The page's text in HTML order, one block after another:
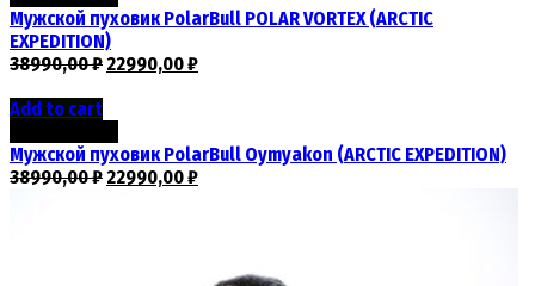
Мужской пуховик PolarBull POLAR VORTEX (ARCTIC
EXPEDITION)
38990,00₽22990,00₽
Add to cart
Мужской пуховик PolarBull Oymyakon (ARCTIC EXPEDITION)
38990,00₽22990,00₽